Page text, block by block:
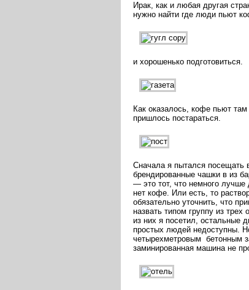
Ирак, как и любая другая
нужно найти где люди пьют
и хорошенько подготовиться.
Как оказалось, кофе пьют
пришлось постараться.
Сначала я пытался посещать
брендированные чашки в из
— это тот, что немного лучше
нет кофе. Или есть, то
обязательно уточнить, что
назвать типом группу из
из них я посетил, остальные
простых людей недоступны.
четырехметровым бетонным
заминированная машина не